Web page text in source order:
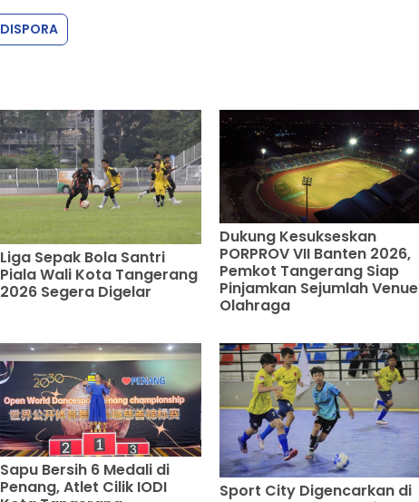
DISPORA
Liga Sepak Bola Santri
Piala Wali Kota Tangerang
2026 Segera Digelar
Dukung Kesukseskan
PORPROV VII Banten 2026,
Pemkot Tangerang Siap
Pinjamkan Sejumlah Venue
Olahraga
Sapu Bersih 6 Medali di
Penang, Atlet Cilik IODI
Sport City Digencarkan di